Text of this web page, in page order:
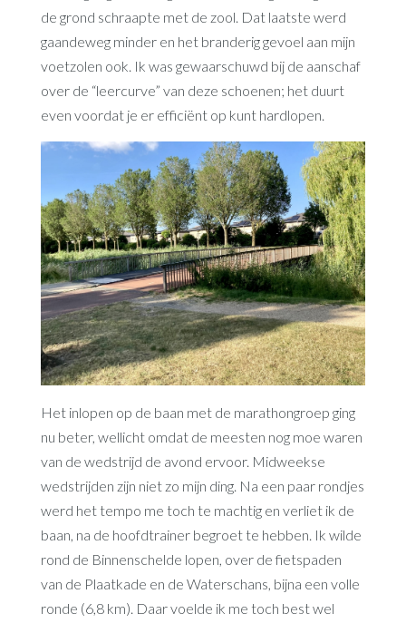
de grond schraapte met de zool. Dat laatste werd
gaandeweg minder en het branderig gevoel aan mijn
voetzolen ook. Ik was gewaarschuwd bij de aanschaf
over de “leercurve” van deze schoenen; het duurt
even voordat je er efficiënt op kunt hardlopen.
Het inlopen op de baan met de marathongroep ging
nu beter, wellicht omdat de meesten nog moe waren
van de wedstrijd de avond ervoor. Midweekse
wedstrijden zijn niet zo mijn ding. Na een paar rondjes
werd het tempo me toch te machtig en verliet ik de
baan, na de hoofdtrainer begroet te hebben. Ik wilde
rond de Binnenschelde lopen, over de fietspaden
van de Plaatkade en de Waterschans, bijna een volle
ronde (6,8 km). Daar voelde ik me toch best wel